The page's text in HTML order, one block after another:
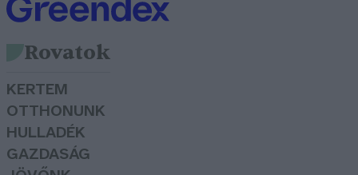
Rovatok
KERTEM
OTTHONUNK
HULLADÉK
GAZDASÁG